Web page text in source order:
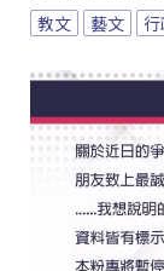
教文 藝文